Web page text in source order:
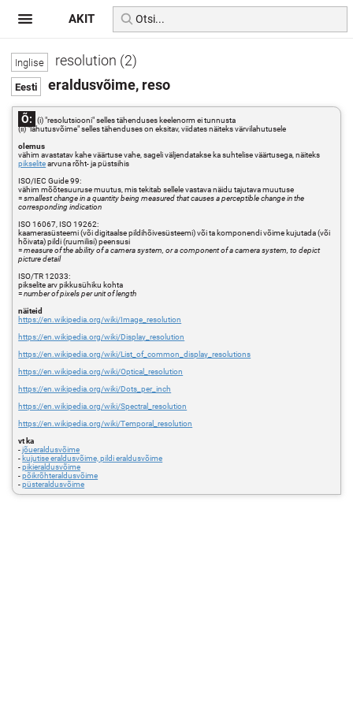
resolution (2)
eraldusvõime, reso
Õ:
(i) "resolutsiooni" selles tähenduses keelenorm ei tunnusta
(ii) "lahutusvõime" selles tähenduses on eksitav, viidates näiteks värvilahutusele
olemus
vähim avastatav kahe väärtuse vahe, sageli väljendatakse ka suhtelise väärtusega, näiteks
pikselitearvuna rõht- ja püstsihis
ISO/IEC Guide 99:
vähim mõõtesuuruse muutus, mis tekitab sellele vastava näidu tajutava muutuse
=smallest change in a quantity being measured that causes a perceptible change in the
corresponding indication
ISO 16067, ISO 19262:
kaamerasüsteemi (või digitaalse pildihõivesüsteemi) või ta komponendi võime kujutada (või
hõivata) pildi (ruumilisi) peensusi
=measure of the ability of a camera system, or a component of a camera system, to depict
picture detail
ISO/TR 12033:
pikselite arv pikkusühiku kohta
=number of pixels per unit of length
näiteid
https://en.wikipedia.org/wiki/Image_resolution
https://en.wikipedia.org/wiki/Display_resolution
https://en.wikipedia.org/wiki/List_of_common_display_resolutions
https://en.wikipedia.org/wiki/Optical_resolution
https://en.wikipedia.org/wiki/Dots_per_inch
https://en.wikipedia.org/wiki/Spectral_resolution
https://en.wikipedia.org/wiki/Temporal_resolution
vt ka
-jõueraldusvõime
- kujutise eraldusvõime, pildi eraldusvõime
-pikieraldusvõime
-põikrõhteraldusvõime
-püsteraldusvõime
AKIT